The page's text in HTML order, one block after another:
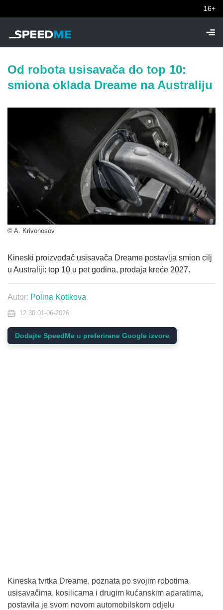
16+
Od robota usisavača do top 10:
smiona oklada Dreame na Australiju
© A. Krivonosov
Kineski proizvođač usisavača Dreame postavlja smion cilj
u Australiji: top 10 u pet godina, prodaja kreće 2027.
Autor: Polina Kotikova
12:30 01-06-2026
Dodajte SpeedMe u preferirane Google izvore
Kineska tvrtka Dreame, poznata po svojim robotima
usisavačima, kosilicama i drugim kućanskim aparatima,
postavila je svom novom automobilskom odjelu